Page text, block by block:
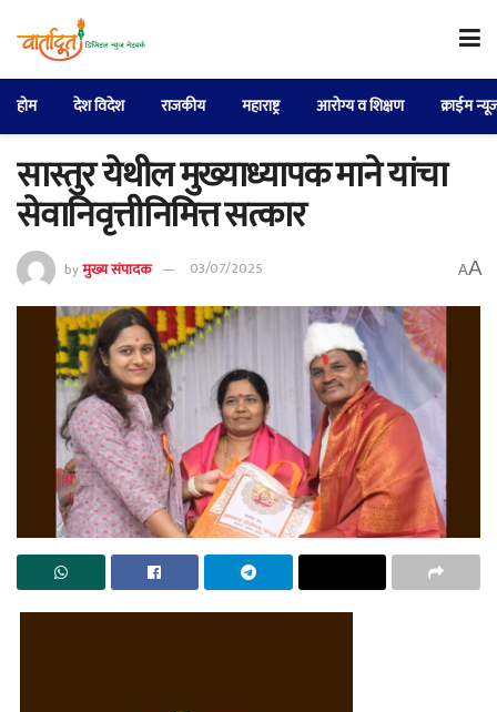
होम देश विदेश राजकीय महाराष्ट्र आरोग्य व शिक्षण क्राईम
सास्तुर येथील मुख्याध्यापक माने यांचा
सेवानिवृत्तीनिमित्त सत्कार
byमुख्य संपादक 03/07/2025 AA